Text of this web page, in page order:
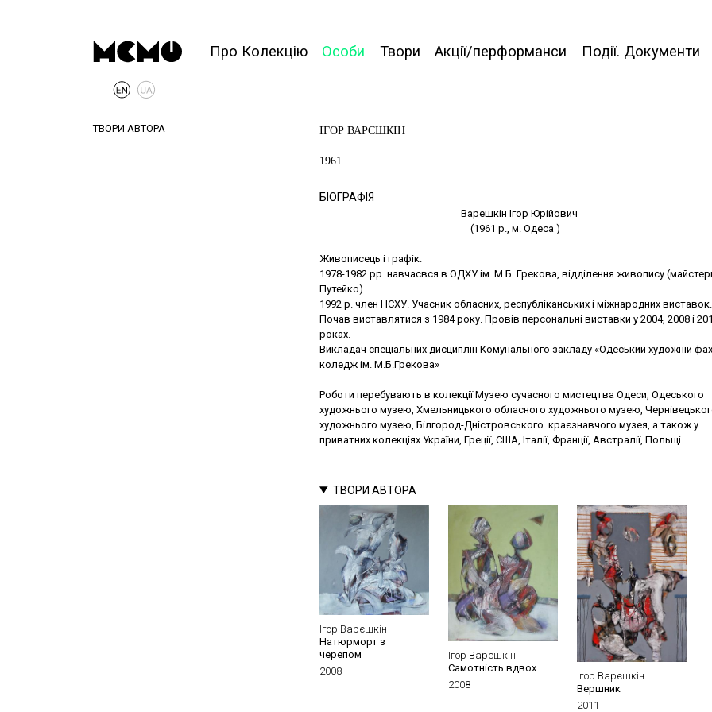
Про Колекцію Особи Твори Акції/перформанси Події. Документи
ТВОРИ АВТОРА ІГОР ВАРЄШКІН
1961
БІОГРАФІЯ
Варешкін Ігор Юрійович
(1961 р., м. Одеса )
Живописець і графік.
1978-1982 рр. навчасвся в ОДХУ ім. М.Б. Грекова, відділення живопису
Путейко).
1992 р. член НСХУ. Учасник обласних, республіканських і міжнародних виставок.
Почав виставлятися з 1984 року. Провів персональні виставки у 2004, 2008 і
роках.
Викладач спеціальних дисциплін Комунального закладу «Одеський художній
коледж ім. М.Б.Грекова»
Роботи перебувають в колекції Музею сучасного мистецтва Одеси, Одеського
художнього музею, Хмельницького обласного художнього музею,
художнього музею, Білгород-Дністровського краєзнавчого музея, а також у
приватних колекціях України, Греції, США, Італії, Франції, Австралії, Польщі.
ТВОРИ АВТОРА
Ігор Варєшкін
Натюрморт з
черепом
2008
Ігор Варєшкін
Самотність вдвох
2008
Ігор Варєшкін
Вершник
2011